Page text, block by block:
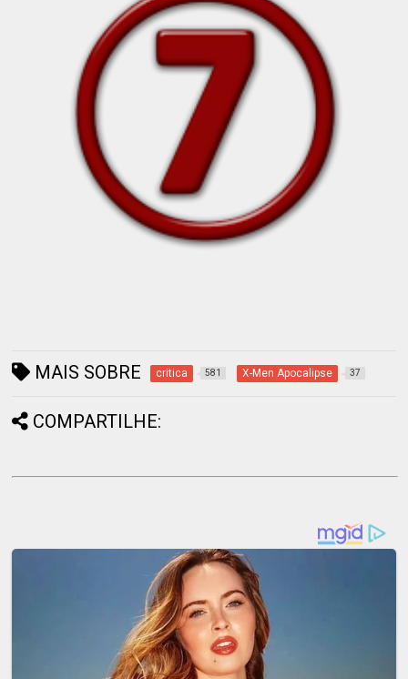
MAIS SOBRE critica 581 X-Men Apocalipse 37
COMPARTILHE: